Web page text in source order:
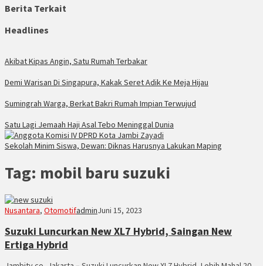
Berita Terkait
Headlines
Akibat Kipas Angin, Satu Rumah Terbakar
Demi Warisan Di Singapura, Kakak Seret Adik Ke Meja Hijau
Sumingrah Warga, Berkat Bakri Rumah Impian Terwujud
Satu Lagi Jemaah Haji Asal Tebo Meninggal Dunia
Sekolah Minim Siswa, Dewan: Diknas Harusnya Lakukan Maping
Tag: mobil baru suzuki
Nusantara, OtomotifadminJuni 15, 2023
Suzuki Luncurkan New XL7 Hybrid, Saingan New
Ertiga Hybrid